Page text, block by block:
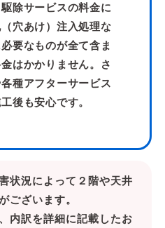
除サービスの料金に
穴あけ）注入処理な
要なものが全て含ま
はかかりません。さ
種アフターサービス
後も安心です。
状況によって２階や天井
ございます。
内訳を詳細に記載したお